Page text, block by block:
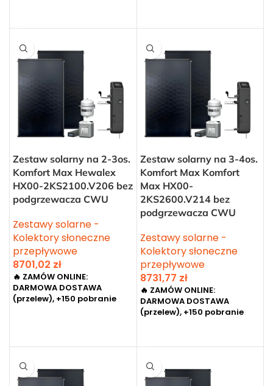
Zestaw solarny na 2-3os.
Komfort Max Hewalex
HX00-2KS2100.V206 bez
podgrzewacza CWU
Zestawy solarne -
Kolektory słoneczne
przepływowe
8701,02 zł
🔥 ZAMÓW ONLINE:
DARMOWA DOSTAWA
(przelew), +150 pobranie
Zestaw solarny na 3-4os.
Komfort Max Komfort
Max HX00-
2KS2600.V214 bez
podgrzewacza CWU
Zestawy solarne -
Kolektory słoneczne
przepływowe
8731,77 zł
🔥 ZAMÓW ONLINE:
DARMOWA DOSTAWA
(przelew), +150 pobranie